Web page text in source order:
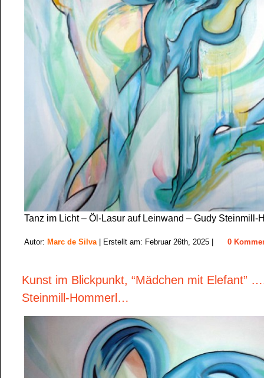
Tanz im Licht – Öl-Lasur auf Leinwand – Gudy
Autor: Marc de Silva| Erstellt am: Februar 26th, 2025 | 0
Kunst im Blickpunkt, “Mädchen mit Elefant”
Steinmill-Hommerl…